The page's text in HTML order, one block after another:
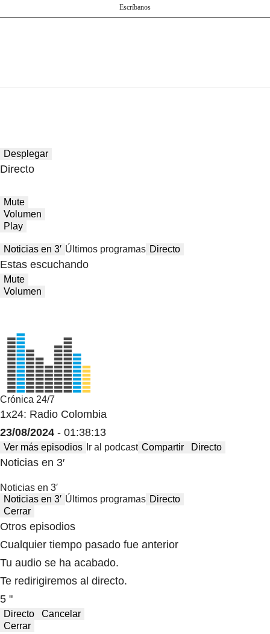
Escríbanos
Desplegar
Directo
Mute
Volumen
Play
Noticias en 3′ Últimos programas Directo
Estas escuchando
Mute
Volumen
Crónica 24/7
1x24: Radio Colombia
23/08/2024 - 01:38:13
Ver más episodios Ir al podcast Compartir Directo
Noticias en 3′
Noticias en 3′
Noticias en 3′ Últimos programas Directo
Cerrar
Otros episodios
Cualquier tiempo pasado fue anterior
Tu audio se ha acabado.
Te redirigiremos al directo.
5 "
Directo
Cancelar
Cerrar